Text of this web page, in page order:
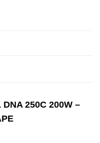
250C 200W –